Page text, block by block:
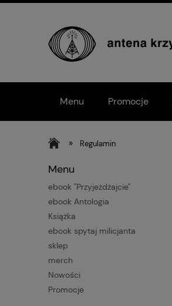
Menu Promocje
» Regulamin
Menu
ebook "Przyjeżdżajcie"
ebook Antologia
Książka
ebook spytaj milicjanta
sklep
merch
Nowości
Promocje